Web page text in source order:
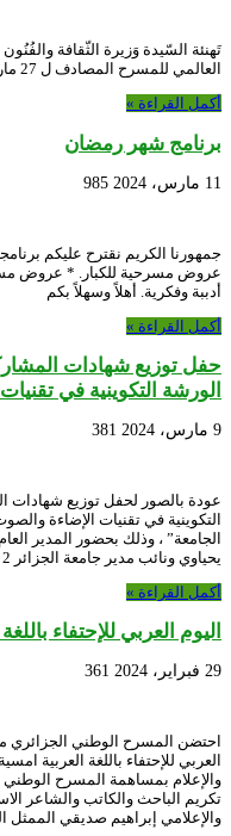
تَهنئة السّيدة وَزيرة الثّقافة
العالمي للمسرح المصادف ل 27 مارس 2024،.
أكمل القراءة »
برنامج شهر رمضان
11 مارس، 2024 985
جمهورنا الكريم نقترح عليكم
عروض مسرحية للكبار. * عروض
أدببة وفكرية. أهلاً وسهلاً بكم
أكمل القراءة »
حفل توزيع شهادات
الورشة التكوينية في
9 مارس، 2024 381
عودة بالصور لحفل توزيع شهادات
التكوينية في تقنيات الإضاءة
الجامعة” ، وذلك بحضور المدير
يحياوي ونائب مدير جامعة الجزائر 2 السيد عبد الحميد علاوي.
أكمل القراءة »
اليوم العربي للإحتفاء
29 فبراير، 2024 361
العربي للإحتفاء باللغة العربية
والإعلام بمساهمة المسرح
تكريم الباحث والكاتب والشاعر
والإعلامي إبراهيم صديقي الممثل